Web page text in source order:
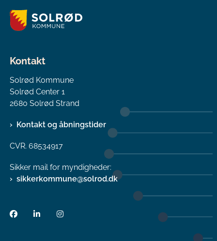
Kontakt
Solrød Kommune
Solrød Center 1
2680 Solrød Strand
Kontakt og åbningstider
CVR. 68534917
Sikker mail for myndigheder:
sikkerkommune@solrod.dk